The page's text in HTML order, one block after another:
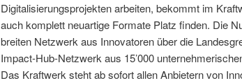
Digitalisierungsprojekten arbeiten, bekommt im
auch komplett neuartige Formate Platz finden. Die
breiten Netzwerk aus Innovatoren über die
Impact-Hub-Netzwerk aus 15’000
Das Kraftwerk steht ab sofort allen Anbietern von